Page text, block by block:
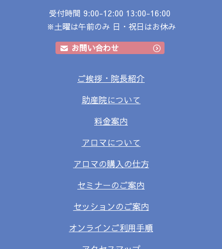
受付時間 9:00-12:00 13:00-16:00
※土曜は午前のみ 日・祝日はお休み
お問い合わせ
ご挨拶・院長紹介
助産院について
料金案内
アロマについて
アロマの購入の仕方
セミナーのご案内
セッションのご案内
オンラインご利用手順